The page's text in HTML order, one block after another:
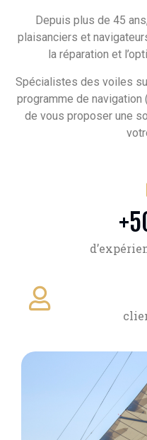
Depuis plus de 45
plaisanciers et
la réparation et
Spécialistes des voiles
programme de navigation
de vous proposer une
+